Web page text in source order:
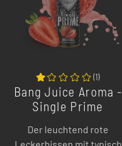
(1)
Bang Juice Aroma -
Single Prime
Longfill
Der leuchtend rote